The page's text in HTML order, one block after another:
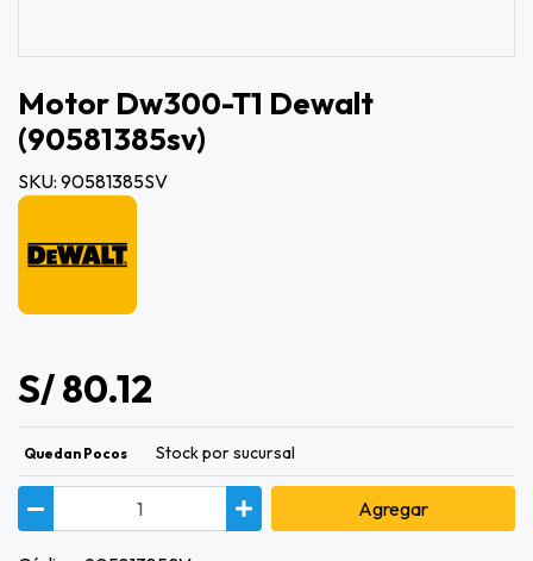
Motor Dw300-T1 Dewalt
(90581385sv)
SKU: 90581385SV
S/ 80.12
Quedan Pocos Stock por sucursal
Agregar